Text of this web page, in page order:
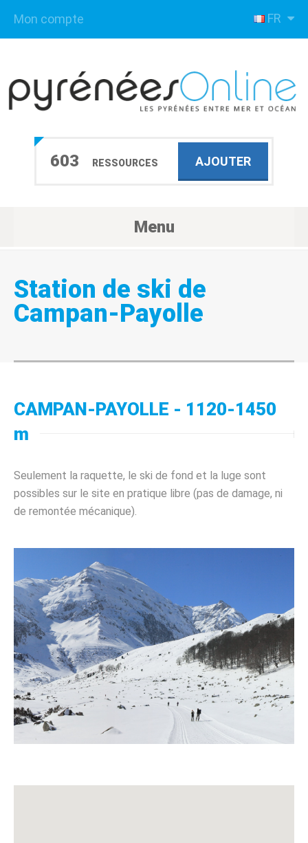
FR
Mon compte
603 RESSOURCES AJOUTER
Menu
Station de ski de
Campan-Payolle
CAMPAN-PAYOLLE - 1120-1450
m
Seulement la raquette, le ski de fond et la luge sont
possibles sur le site en pratique libre (pas de damage, ni
de remontée mécanique).